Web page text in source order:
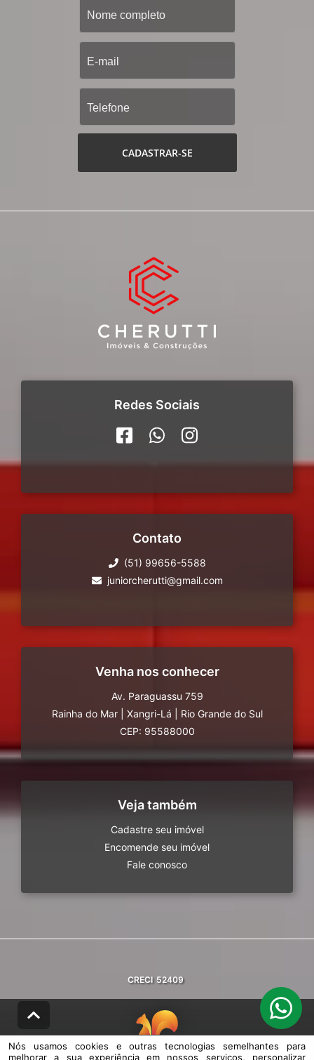
CADASTRAR-SE
Redes Sociais
Contato
(51) 99656-5588
juniorcherutti@gmail.com
Venha nos conhecer
Av. Paraguassu 759
Rainha do Mar
Xangri-Lá
Rio Grande do Sul
CEP: 95588000
Veja também
Cadastre seu imóvel
Encomende seu imóvel
Fale conosco
CRECI 52409
Nós usamos cookies e outras tecnologias semelhantes para
melhorar a sua experiência em nossos serviços, personalizar